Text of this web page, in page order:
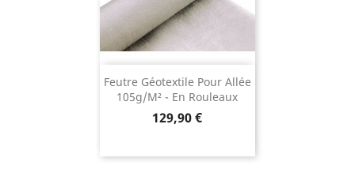
Feutre Géotextile Pour Allée
105g/m² - En Rouleaux
Prix
129,90 €